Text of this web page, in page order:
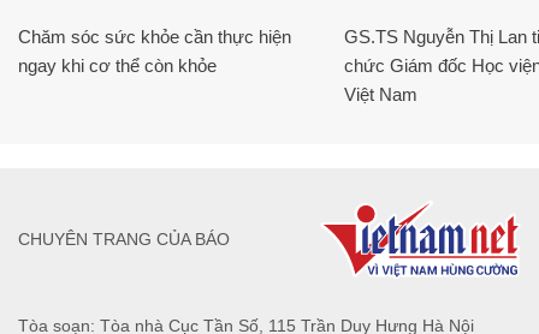
Chăm sóc sức khỏe cần thực hiện
ngay khi cơ thể còn khỏe
GS.TS Nguyễn Thị Lan
chức Giám đốc Học
Việt Nam
Tòa soạn: Tòa nhà Cục Tần Số, 115 Trần Duy Hưng Hà Nội
CHUYÊN TRANG CỦA BÁO